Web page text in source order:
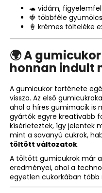
🐢 vidám,
🍓 többféle
🍦 krémes tölteléke
🌍 A
honnan indult
A gumicukor története
vissza. Az első
ahol a híres gumimacik is
gyártók egyre kreatívabb
kísérleteztek, így jelentek
mint a savanyú cukrok,
töltött változatok.
A töltött gumicukrok már
eredményei, ahol a
egyetlen cukorkában több
TOP
WAFERS
KÓKUSZKRÉMES
900G
3
490
Ft